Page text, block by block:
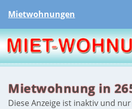
Mietwohnungen
Mietwohnung in
Diese Anzeige ist inaktiv und